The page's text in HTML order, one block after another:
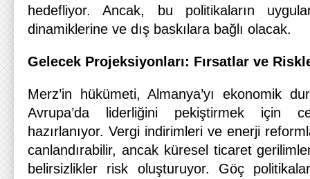
hedefliyor. Ancak, bu politikaların
dinamiklerine ve dış baskılara bağlı olacak.
Gelecek Projeksiyonları: Fırsatlar ve
Merz’in hükümeti, Almanya’yı ekonomik
Avrupa’da liderliğini pekiştirmek için
hazırlanıyor. Vergi indirimleri ve enerji
canlandırabilir, ancak küresel ticaret
belirsizlikler risk oluşturuyor. Göç